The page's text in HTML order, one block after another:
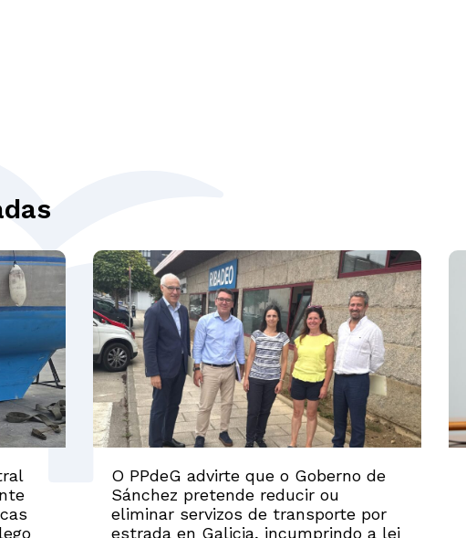
O PPdeG advirte que o Goberno de
Sánchez pretende reducir ou
eliminar servizos de transporte por
estrada en Galicia, incumprindo a lei